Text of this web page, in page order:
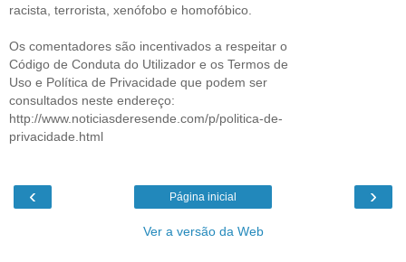
racista, terrorista, xenófobo e homofóbico.
Os comentadores são incentivados a respeitar o
Código de Conduta do Utilizador e os Termos de
Uso e Política de Privacidade que podem ser
consultados neste endereço:
http://www.noticiasderesende.com/p/politica-de-
privacidade.html
‹ ›
Página inicial
Ver a versão da Web